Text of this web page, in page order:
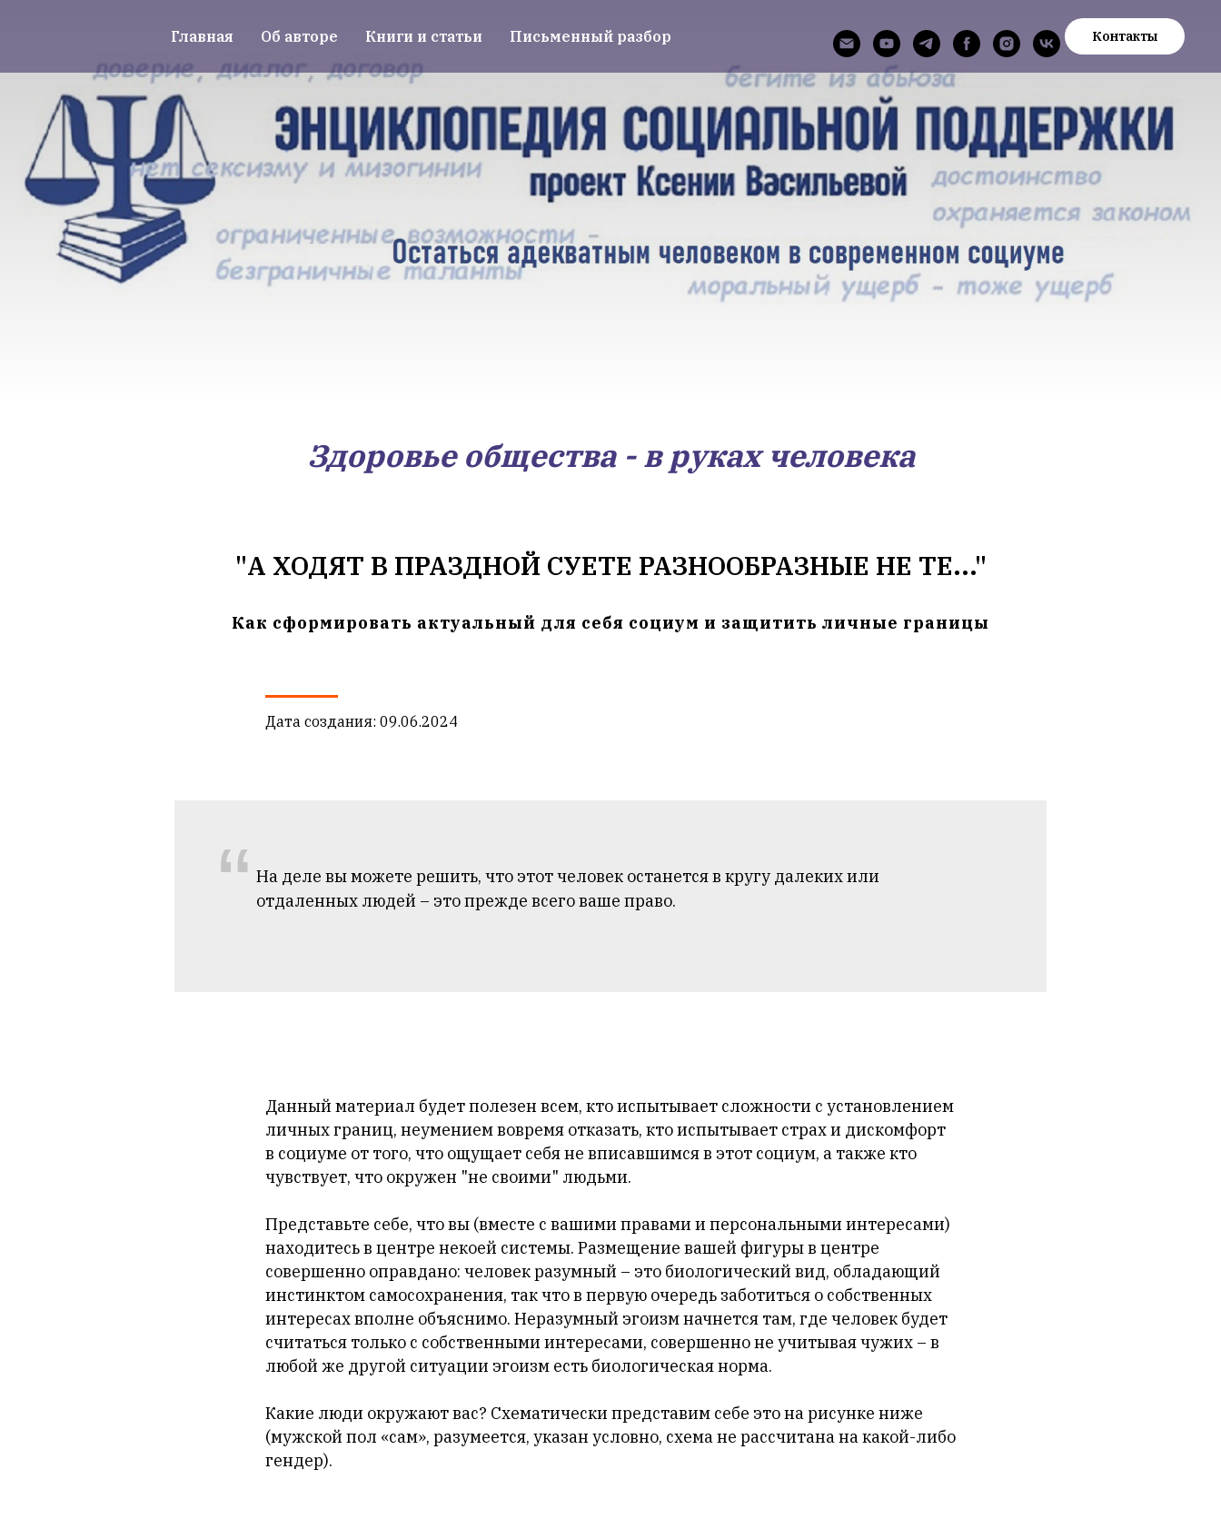
Главная Об авторе Книги и статьи Письменный разбор Контакты
Здоровье общества - в руках человека
"А ХОДЯТ В ПРАЗДНОЙ СУЕТЕ РАЗНООБРАЗНЫЕ НЕ ТЕ..."
Как сформировать актуальный для себя социум и защитить личные границы
Дата создания: 09.06.2024
“ На деле вы можете решить, что этот человек останется в кругу далеких или
отдаленных людей – это прежде всего ваше право.
Данный материал будет полезен всем, кто испытывает сложности с установлением
личных границ, неумением вовремя отказать, кто испытывает страх и дискомфорт
в социуме от того, что ощущает себя не вписавшимся в этот социум, а также кто
чувствует, что окружен "не своими" людьми.
Представьте себе, что вы (вместе с вашими правами и персональными интересами)
находитесь в центре некоей системы. Размещение вашей фигуры в центре
совершенно оправдано: человек разумный – это биологический вид, обладающий
инстинктом самосохранения, так что в первую очередь заботиться о собственных
интересах вполне объяснимо. Неразумный эгоизм начнется там, где человек будет
считаться только с собственными интересами, совершенно не учитывая чужих – в
любой же другой ситуации эгоизм есть биологическая норма.
Какие люди окружают вас? Схематически представим себе это на рисунке ниже
(мужской пол «сам», разумеется, указан условно, схема не рассчитана на какой-либо
гендер).